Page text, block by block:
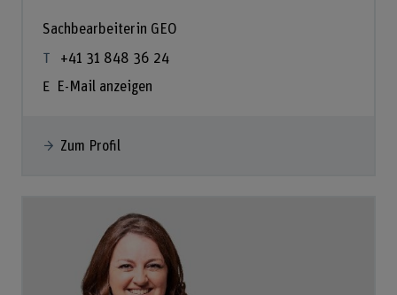
Sachbearbeiterin GEO
+41 31 848 36 24
E-Mail anzeigen
Zum Profil